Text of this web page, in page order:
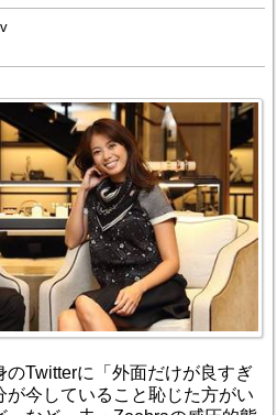
Twitterに「外面だけが良すぎ
今していること恥じた方がい